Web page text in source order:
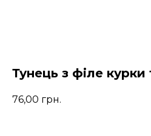
Тунець з філе
76,00 грн.